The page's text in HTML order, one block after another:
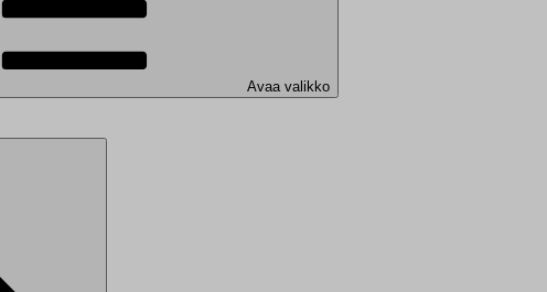
Avaa valikko